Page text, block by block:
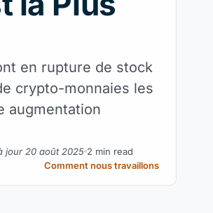
en rupture de stock
crypto-monnaies les
augmentation
jour 20 août 2025 2 min read
Comment nous travaillons